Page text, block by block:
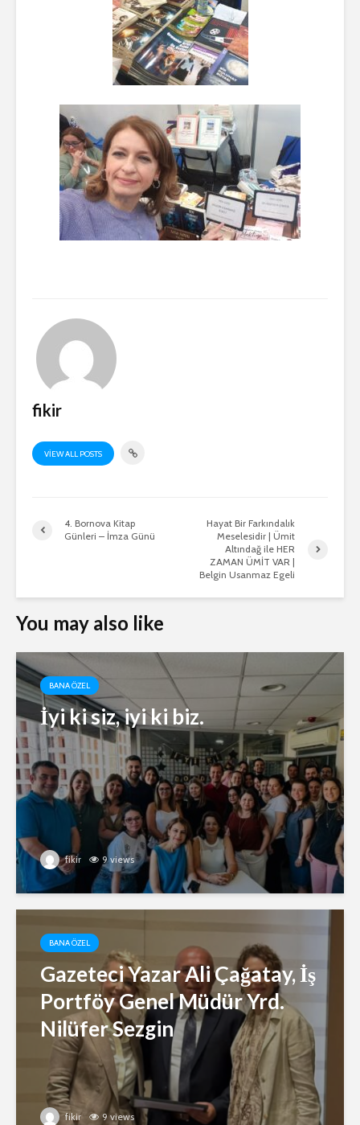
fikir
VIEW ALL POSTS
4. Bornova Kitap
Günleri – İmza Günü
Hayat Bir Farkındalık
Meselesidir | Ümit
Altındağ ile HER
ZAMAN ÜMİT VAR |
Belgin Usanmaz Egeli
You may also like
BANA ÖZEL
İyi ki siz, iyi ki biz.
fikir 9 views
BANA ÖZEL
Gazeteci Yazar Ali Çağatay, İş
Portföy Genel Müdür Yrd.
Nilüfer Sezgin
fikir 9 views